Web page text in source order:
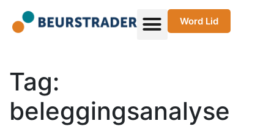
Word Lid
Tag:
beleggingsanalyse